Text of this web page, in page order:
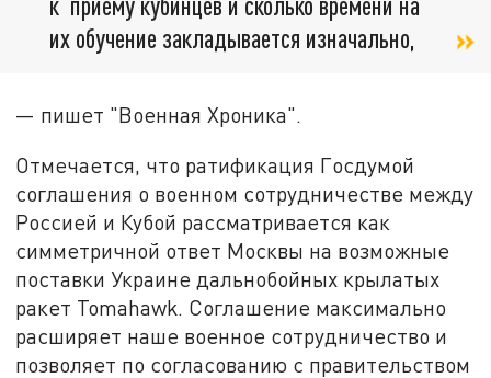
их обучение закладывается изначально,
— пишет "Военная Хроника".
Отмечается, что ратификация Госдумой
соглашения о военном сотрудничестве между
Россией и Кубой рассматривается как
симметричной ответ Москвы на возможные
поставки Украине дальнобойных крылатых
ракет Tomahawk. Соглашение максимально
расширяет наше военное сотрудничество и
позволяет по согласованию с правительством